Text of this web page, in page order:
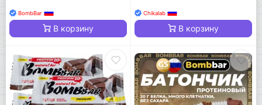
BombBar
В корзину
Chikalab
В корзину